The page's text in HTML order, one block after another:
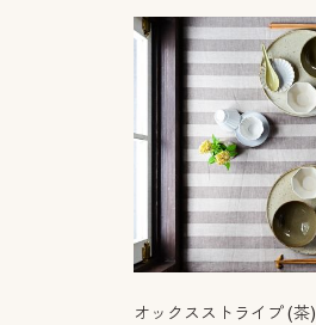
オックスストライプ (茶)